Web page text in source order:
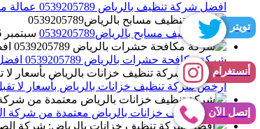
افضل شركة تنظيف بالرياض 0539205789 عمالة مدربة معتمده الصفوة ستارز
شركة تنظيف مسابح بالرياض0539205789 سبتمبر 6, 2020
شركة مكافحة حشرات بالرياض 0539205789 افضل انواع المبيدات للقضاء علي الحشرات
أرخص شركة تنظيف خزانات بالرياض بأسعار لا
شركة تنظيف خزانات بالرياض معتمدة من شركةإتصل الآن
أنستغرام
تويتر